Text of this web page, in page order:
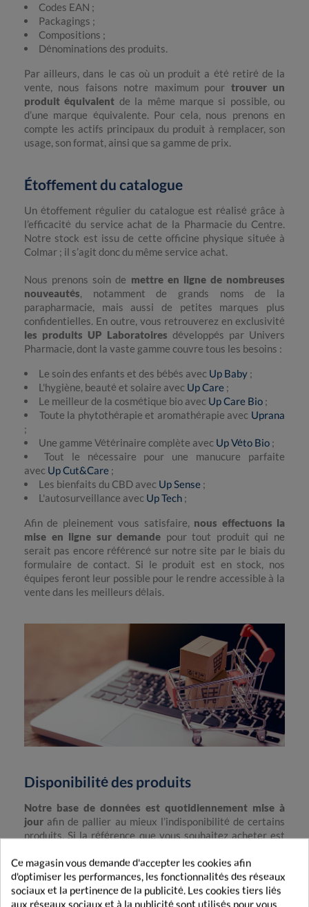
Codes EAN ;
Packagings ;
Compositions ;
Dénominations des produits.
Par ailleurs, dans le cas où un produit a été retiré de la
vente, nous faisons notre maximum pour trouver un
produit équivalent de la même marque si possible, ou
d’une marque équivalente. Pour cela, nous prenons en
compte les actifs principaux du produit à remplacer, son
usage, son format, ainsi que sa gamme de prix.
Étoffement du catalogue
Un étoffement régulier du catalogue est réalisé grâce à
l’efficacité du service achat de la Pharmacie du Centre.
Notre stock est issu de cette officine physique située à
Colmar ; il s’agit donc du même service achat.
Nous prenons soin de mettre en ligne de nombreuses
nouveautés, notamment de grands noms de la
parapharmacie, mais aussi de petites marques plus
confidentielles. En outre, vous retrouverez en exclusivité
les produits UP Laboratoires développés par Univers
Pharmacie, dont la vaste gamme couvre tous les besoins :
Le soin des enfants et des bébés avec Up Baby ;
L'hygiène, beauté et solaire avec Up Care ;
Le meilleur de la cosmétique bio avec Up Care Bio ;
Toute la phytothérapie et aromathérapie avec Uprana
;
Une gamme Vétérinaire complète avec Up Véto Bio ;
Tout le nécessaire pour une manucure parfaite
avec Up Cut&Care ;
Les bienfaits du CBD avec Up Sense ;
L'autosurveillance avec Up Tech ;
Afin de pleinement vous satisfaire, nous effectuons la
mise en ligne sur demande pour tout produit qui ne
serait pas encore référencé sur notre site par le biais du
formulaire de contact. Si le produit est en stock, nos
équipes feront leur possible pour le rendre accessible à la
vente dans les meilleurs délais.
Disponibilité des produits
Notre base de données est quotidiennement mise à
jour afin de pallier au mieux l’indisponibilité de certains
produits. Si la référence que vous souhaitez acheter est
produits similaires de la même catégorie grâce à nos
filtres, ou bien adresser votre demande par le biais du
formulaire de contact. Nos équipes mettront tout en
œuvre pour rendre ce produit accessible dès que possible.
Ce magasin vous demande d'accepter les cookies afin
d'optimiser les performances, les fonctionnalités des réseaux
sociaux et la pertinence de la publicité. Les cookies tiers liés
aux réseaux sociaux et à la publicité sont utilisés pour vous